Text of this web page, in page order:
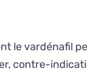
le vardénafil
contre-